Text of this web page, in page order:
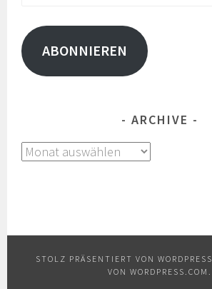
Adresse
ABONNIEREN
ARCHIVE
Archive
STOLZ PRÄSENTIERT VON WORDPRESS
VON WORDPRESS.COM